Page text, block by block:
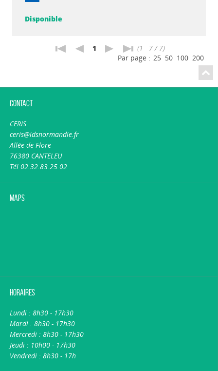
Disponible
1
(1 - 7 / 7)
Par page : 25 50 100 200
Contact
CERIS
ceris@idsnormandie.fr
Allée de Flore
76380 CANTELEU
Tél 02.32.83.25.02
Maps
Horaires
Lundi : 8h30 - 17h30
Mardi : 8h30 - 17h30
Mercredi : 8h30 - 17h30
Jeudi : 10h00 - 17h30
Vendredi : 8h30 - 17h